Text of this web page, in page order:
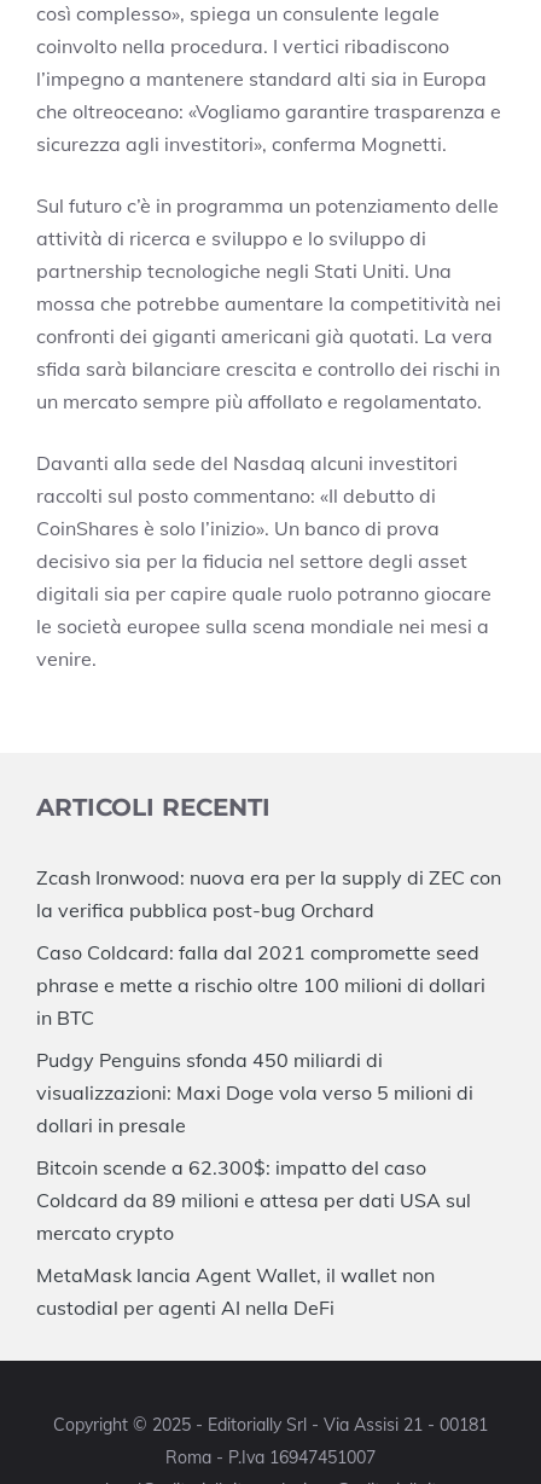
così complesso», spiega un consulente legale
coinvolto nella procedura. I vertici ribadiscono
l’impegno a mantenere standard alti sia in Europa
che oltreoceano: «Vogliamo garantire trasparenza e
sicurezza agli investitori», conferma Mognetti.
Sul futuro c’è in programma un potenziamento delle
attività di ricerca e sviluppo e lo sviluppo di
partnership tecnologiche negli Stati Uniti. Una
mossa che potrebbe aumentare la competitività nei
confronti dei giganti americani già quotati. La vera
sfida sarà bilanciare crescita e controllo dei rischi in
un mercato sempre più affollato e regolamentato.
Davanti alla sede del Nasdaq alcuni investitori
raccolti sul posto commentano: «Il debutto di
CoinShares è solo l’inizio». Un banco di prova
decisivo sia per la fiducia nel settore degli asset
digitali sia per capire quale ruolo potranno giocare
le società europee sulla scena mondiale nei mesi a
venire.
ARTICOLI RECENTI
Zcash Ironwood: nuova era per la supply di ZEC con
la verifica pubblica post-bug Orchard
Caso Coldcard: falla dal 2021 compromette seed
phrase e mette a rischio oltre 100 milioni di dollari
in BTC
Pudgy Penguins sfonda 450 miliardi di
visualizzazioni: Maxi Doge vola verso 5 milioni di
dollari in presale
Bitcoin scende a 62.300$: impatto del caso
Coldcard da 89 milioni e attesa per dati USA sul
mercato crypto
MetaMask lancia Agent Wallet, il wallet non
custodial per agenti AI nella DeFi
Copyright © 2025 - Editorially Srl - Via Assisi 21 - 00181
Roma - P.Iva 16947451007